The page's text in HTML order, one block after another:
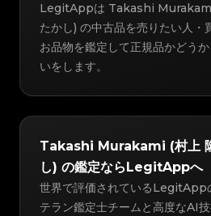
LegitAppは Takashi
たかし) の中古品を売りたい人・
お品物を鑑定して正規品かどう
いをします。
Takashi Murakami (村上
し) の鑑定ならLegitAppへ
世界で評価されているLegitApp
テラン鑑定士チームと高度なAI技